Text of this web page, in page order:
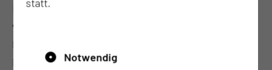
Die künftigen Ärztinnen und Ärzte der MUL – CT
werden später in der Lage sein, Patientinnen und
Patienten in verschiedenen Versorgungssettings
im interprofessionellen Team zu versorgen.
Notwendig